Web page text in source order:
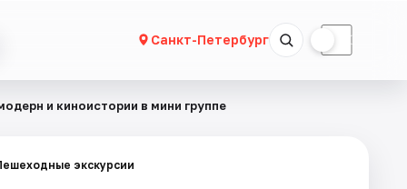
Санкт-Петербург ☾
и киноистории в мини группе
экскурсии